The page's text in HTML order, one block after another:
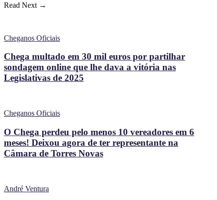
Read Next →
Cheganos Oficiais
Chega multado em 30 mil euros por partilhar
sondagem online que lhe dava a vitória nas
Legislativas de 2025
Cheganos Oficiais
O Chega perdeu pelo menos 10 vereadores em 6
meses! Deixou agora de ter representante na
Câmara de Torres Novas
André Ventura